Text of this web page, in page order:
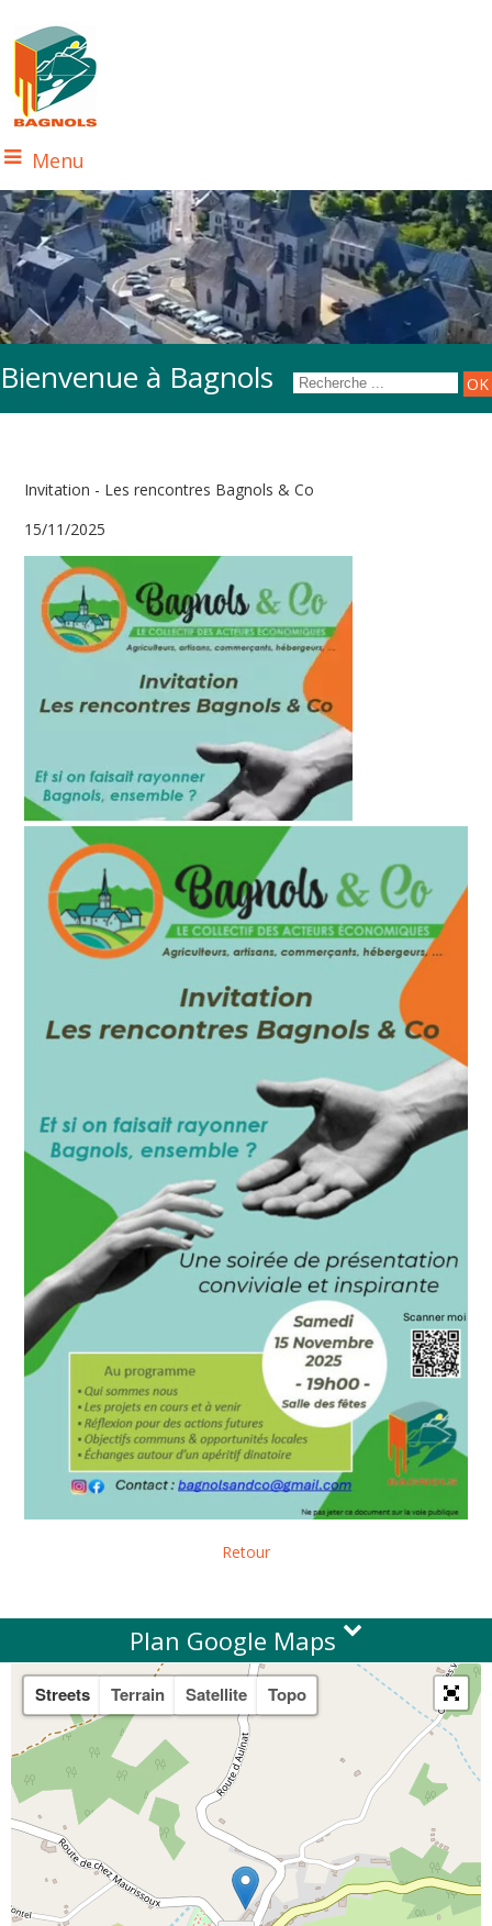
Menu
Bienvenue à Bagnols
Invitation - Les rencontres Bagnols & Co
15/11/2025
Retour
Plan Google Maps
Streets Terrain Satellite Topo